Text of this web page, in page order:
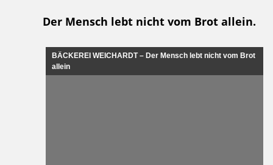
Der Mensch lebt nicht vom Brot allein.
BÄCKEREI WEICHARDT – Der Mensch lebt nicht vom Brot
allein